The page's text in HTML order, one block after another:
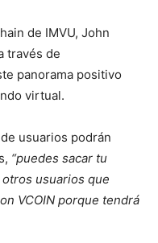
de IMVU, John
través de
panorama positivo
virtual.
usuarios podrán
“puedes sacar tu
otros usuarios que
VCOIN porque tendrá